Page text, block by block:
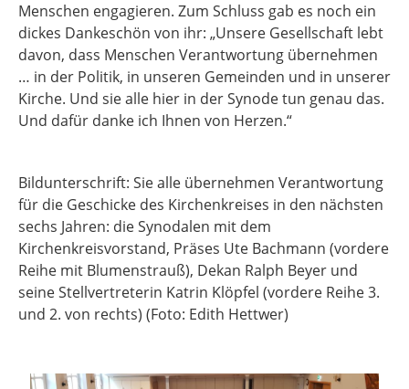
Menschen engagieren. Zum Schluss gab es noch ein
dickes Dankeschön von ihr: „Unsere Gesellschaft lebt
davon, dass Menschen Verantwortung übernehmen
… in der Politik, in unseren Gemeinden und in unserer
Kirche. Und sie alle hier in der Synode tun genau das.
Und dafür danke ich Ihnen von Herzen.“
Bildunterschrift: Sie alle übernehmen Verantwortung
für die Geschicke des Kirchenkreises in den nächsten
sechs Jahren: die Synodalen mit dem
Kirchenkreisvorstand, Präses Ute Bachmann (vordere
Reihe mit Blumenstrauß), Dekan Ralph Beyer und
seine Stellvertreterin Katrin Klöpfel (vordere Reihe 3.
und 2. von rechts) (Foto: Edith Hettwer)